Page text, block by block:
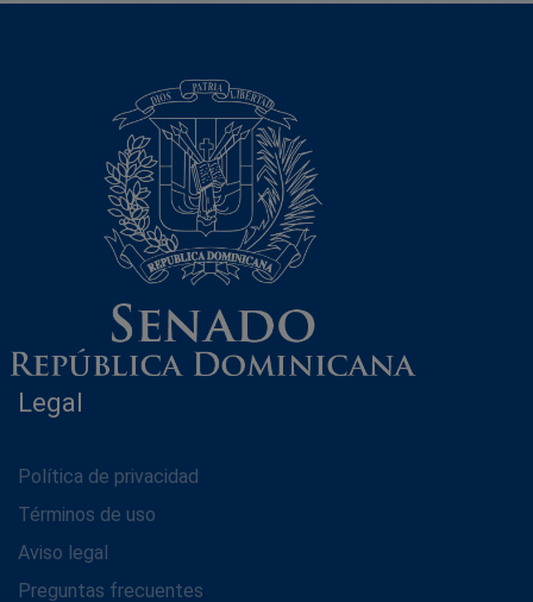
Legal
Política de privacidad
Términos de uso
Aviso legal
Preguntas frecuentes